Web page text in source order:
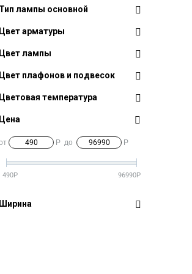
Тип лампы основной
Цвет арматуры
Цвет лампы
Цвет плафонов и подвесок
Цветовая температура
Цена
Р до Р
490Р 96990Р
Ширина